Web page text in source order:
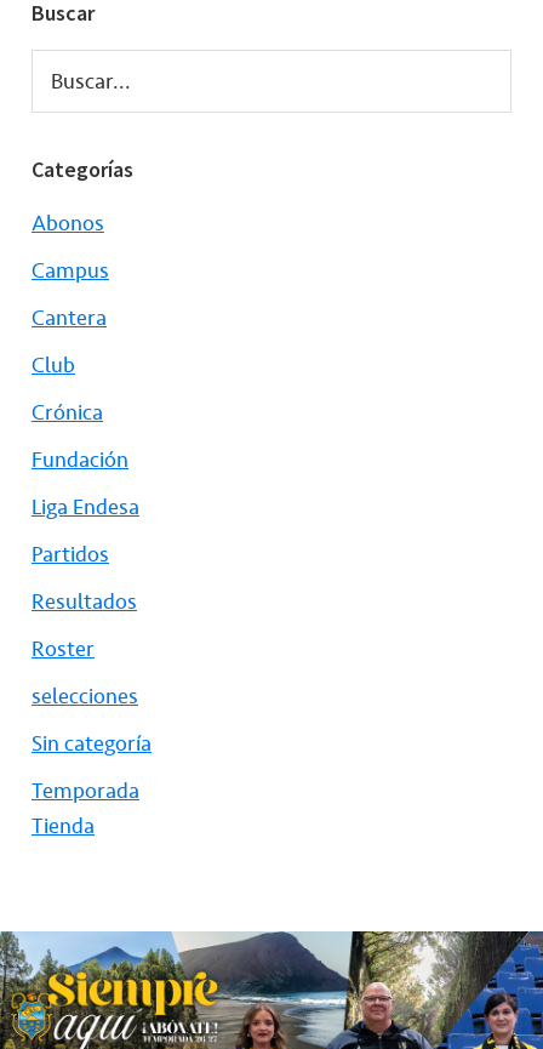
Buscar
Buscar...
Categorías
Abonos
Campus
Cantera
Club
Crónica
Fundación
Liga Endesa
Partidos
Resultados
Roster
selecciones
Sin categoría
Temporada
Tienda